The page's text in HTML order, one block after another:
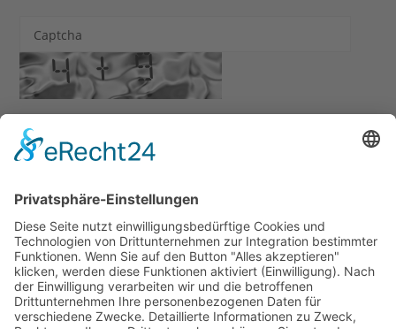
Captcha
Ich habe die
genommen. Ich stimme zu, dass meine Angaben und Daten
und gespeichert werden.